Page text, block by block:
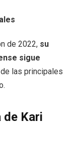
de 2022, su
sigue
las principales
de Kari